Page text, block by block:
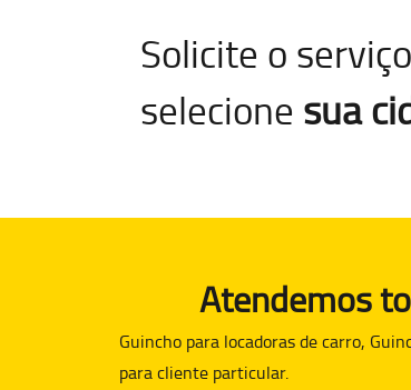
Solicite o
selecione sua
Atendemos
Guincho para locadoras de carro,
para cliente particular.